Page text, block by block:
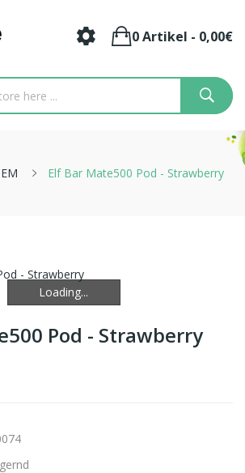
0 Artikel - 0,00€
Elf Bar Mate500 Pod - Strawberry
Loading...
Loading...
Pod - Strawberry